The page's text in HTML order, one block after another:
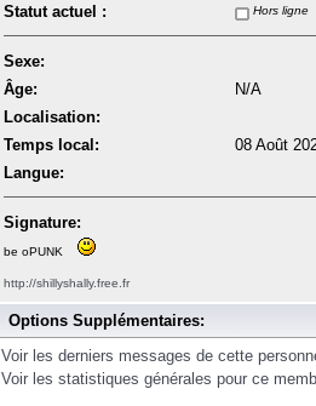
Statut actuel :
Hors ligne
Sexe:
Âge:
N/A
Localisation:
Temps local:
08 Août
Langue:
Signature:
be oPUNK
http://shillyshally.free.fr
Options Supplémentaires:
Voir les derniers messages de cette
Voir les statistiques générales pour ce